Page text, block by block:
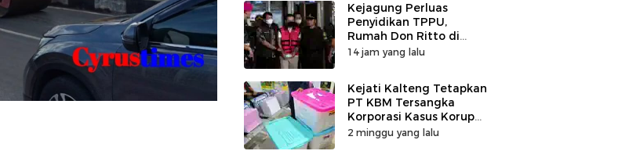
Kejagung Perluas
Penyidikan TPPU,
Rumah Don Ritto di
Bandung Digeledah
14 jam yang lalu
Kejati Kalteng Tetapkan
PT KBM Tersangka
Korporasi Kasus Korupsi
Zirkon Rp242 Miliar
2 minggu yang lalu